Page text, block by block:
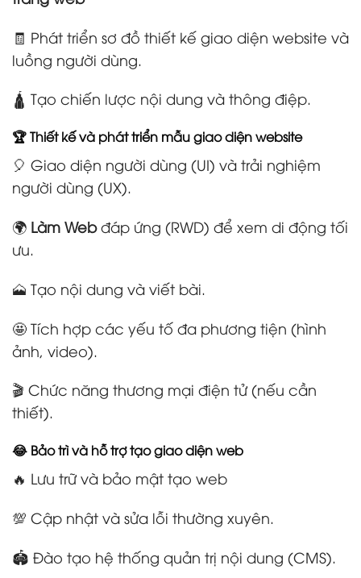
🧾 Phát triển sơ đồ thiết kế giao diện website và
luồng người dùng.
🛕 Tạo chiến lược nội dung và thông điệp.
🏆 Thiết kế và phát triển mẫu giao diện website
🎈 Giao diện người dùng (UI) và trải nghiệm
người dùng (UX).
🌍 Làm Webđáp ứng (RWD) để xem di động tối
ưu.
🗻 Tạo nội dung và viết bài.
🤩 Tích hợp các yếu tố đa phương tiện (hình
ảnh, video).
🎬 Chức năng thương mại điện tử (nếu cần
thiết).
😂 Bảo trì và hỗ trợ tạo giao diện web
🔥 Lưu trữ và bảo mật tạo web
💯 Cập nhật và sửa lỗi thường xuyên.
🏟️ Đào tạo hệ thống quản trị nội dung (CMS).